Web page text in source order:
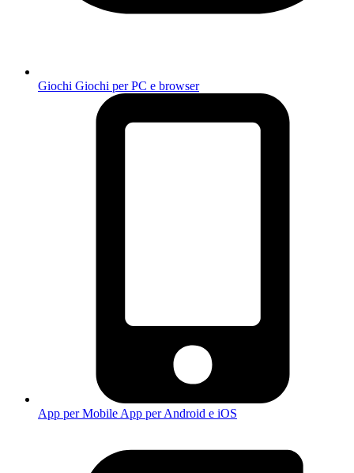
Giochi Giochi per PC e browser
App per Mobile App per Android e iOS